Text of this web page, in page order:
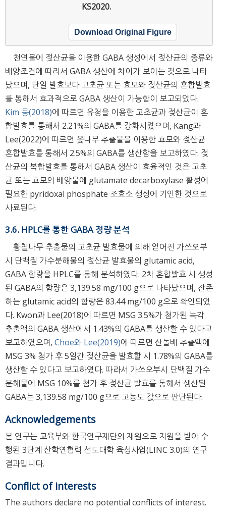
KS2020.
Download Original Figure
천연물에 젖산균을 이용한 GABA 생성에서 젖산균의 종류와
배양조건에 따라서 GABA 생산에 차이가 보이는 것으로 나타
났으며, 단일 발효보다 고초균 또는 효모와 젖산균의 혼합발효
를 통해서 효과적으로 GABA 생산이 가능함이 보고되었다.
Kim 등(2018)에 따르면 유청을 이용한 고초균과 젖산균이 혼
합발효를 통해서 2.21%의 GABA를 강화시켰으며, Kang과
Lee(2022)에 따르면 옻나무 추출물을 이용한 효모와 젖산균
혼합발효를 통해서 2.5%의 GABA를 생산함을 보고하였다. 젖
산균의 복합발효를 통해서 GABA 생산이 효율적인 것은 고초
균 또는 효모의 배양물에 glutamate decarboxylase 활성에
필요한 pyridoxal phosphate 조효소 생성에 기인한 것으로
사료된다.
3.6. HPLC를 통한 GABA 정량 분석
황칠나무 추출물의 고초균 발효물에 의해 얻어진 가쓰오부
시 단백질 가수분해물의 젖산균 발효물의 glutamic acid,
GABA 함량을 HPLC를 통해 분석하였다. 2차 혼합발효 시 생성
된 GABA의 함량은 3,139.58 mg/100 g으로 나타났으며, 잔존
하는 glutamic acid의 함량은 83.44 mg/100 g으로 확인되었
다. Kwon과 Lee(2018)에 따르면 MSG 3.5%가 첨가된 녹각
추출액의 GABA 생산에서 1.43%의 GABA를 생산할 수 있다고
보고하였으며, Choe와 Lee(2019)에 따르면 산돌배 추출액에
MSG 3% 첨가 후 5일간 젖산균을 발효할 시 1.78%의 GABA를
생산할 수 있다고 보고하였다. 따라서 가쓰오부시 단백질 가수
분해물에 MSG 10%를 첨가 후 젖산균 발효를 통해서 생산된
GABA는 3,139.58 mg/100 g으로 고농도 값으로 판단된다.
Acknowledgements
본 연구는 교육부와 한국연구재단의 재원으로 지원을 받아 수
행된 3단계 산학연협력 선도대학 육성사업(LINC 3.0)의 연구
결과입니다.
Conflict of interests
The authors declare no potential conflicts of interest.